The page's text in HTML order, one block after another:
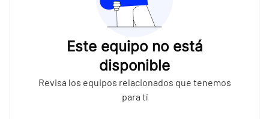
Este equipo no está
disponible
Revisa los equipos relacionados que tenemos
para tí